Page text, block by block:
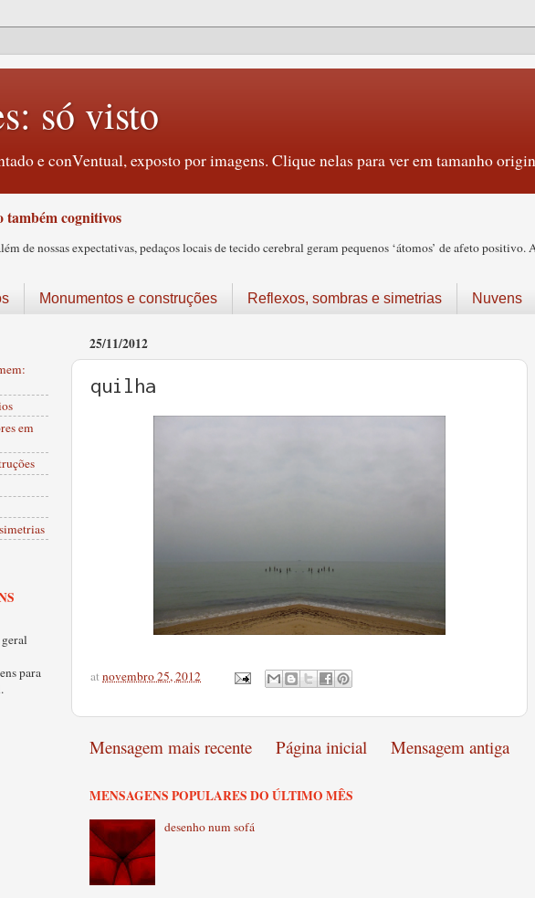
só visto
e conVentual, exposto por imagens. Clique nelas para ver em tamanho
também cognitivos
de nossas expectativas, pedaços locais de tecido cerebral geram pequenos ‘átomos’ de afeto positivo.
Monumentos e construções Reflexos, sombras e simetrias Nuvens
25/11/2012
quilha
atnovembro 25, 2012
Mensagem mais recente Mensagem antiga
Página inicial
MENSAGENS POPULARES DO ÚLTIMO MÊS
desenho num sofá
em
para